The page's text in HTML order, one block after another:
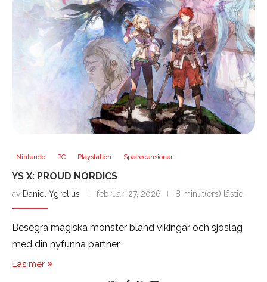
Nintendo PC Playstation Spelrecensioner
YS X: PROUD NORDICS
av Daniel Ygrelius februari 27, 2026 8 minut(ers) lästid
Besegra magiska monster bland vikingar och sjöslag
med din nyfunna partner
Läs mer